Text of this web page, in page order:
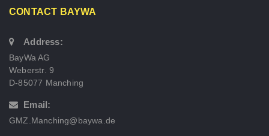
CONTACT BAYWA
Address:
BayWa AG
Weberstr. 9
D-85077 Manching
Email:
GMZ.Manching@baywa.de